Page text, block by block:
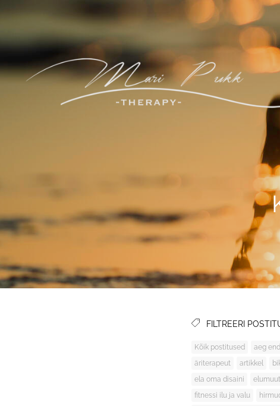
FILTREERI
Kõik postitused aeg
äriterapeut
artikkel
ela oma disaini
fitnessi ilu ja valu